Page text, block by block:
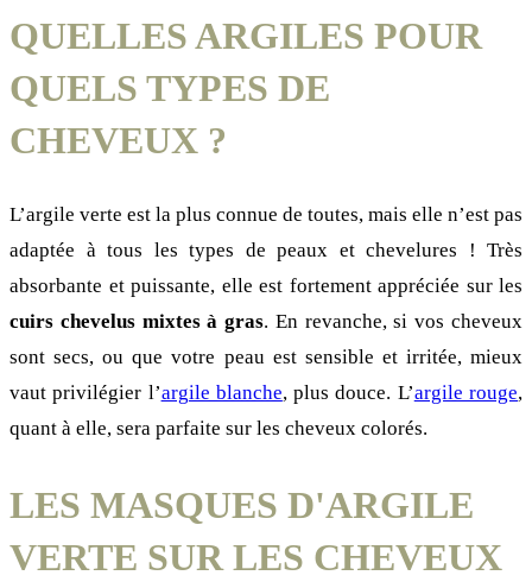
QUELLES ARGILES POUR
QUELS TYPES DE
CHEVEUX ?
L’argile verte est la plus connue de toutes, mais elle n’est pas
adaptée à tous les types de peaux et chevelures ! Très
absorbante et puissante, elle est fortement appréciée sur les
cuirs chevelus mixtes à gras. En revanche, si vos cheveux
sont secs, ou que votre peau est sensible et irritée, mieux
vaut privilégier l’argile blanche, plus douce. L’argile rouge,
quant à elle, sera parfaite sur les cheveux colorés.
LES MASQUES D'ARGILE
VERTE SUR LES CHEVEUX